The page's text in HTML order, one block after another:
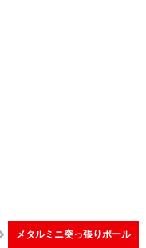
メタルミニ突っ張りポール